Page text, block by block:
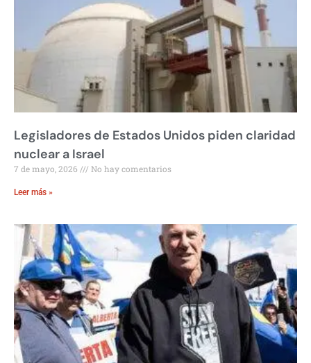
Legisladores de Estados Unidos piden claridad
nuclear a Israel
7 de mayo, 2026 No hay comentarios
Leer más »